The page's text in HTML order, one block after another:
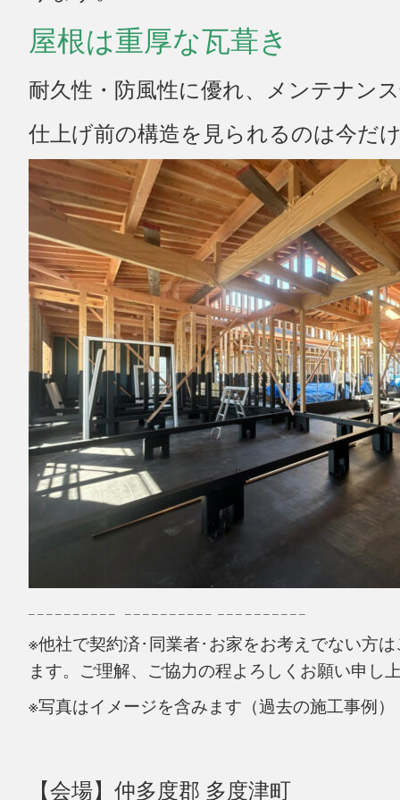
屋根は重厚な瓦葺き
耐久性・防風性に優れ、メンテナン
仕上げ前の構造を見られるのは今だ
– – – – – – – – – –   – – – – – – – – – –  – – – – – – – – – –
※他社で契約済･同業者･お家をお考えでない方
ます。 ご理解、ご協力の程よろしくお願い申し
※写真はイメージを含みます（過去の施工事例）
【会場】仲多度郡 多度津町